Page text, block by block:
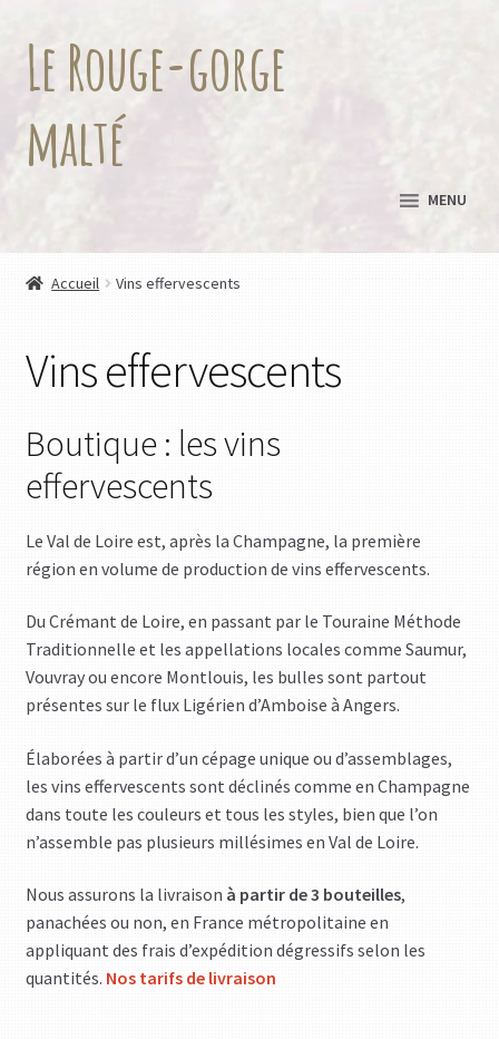
Aller
à
la
navigation
Aller
au
contenu
Le Rouge-gorge
malté
MENU
Accueil Vins effervescents
Vins effervescents
Boutique : les vins
effervescents
Le Val de Loire est, après la Champagne, la première
région en volume de production de vins effervescents.
Du Crémant de Loire, en passant par le Touraine Méthode
Traditionnelle et les appellations locales comme Saumur,
Vouvray ou encore Montlouis, les bulles sont partout
présentes sur le flux Ligérien d’Amboise à Angers.
Élaborées à partir d’un cépage unique ou d’assemblages,
les vins effervescents sont déclinés comme en Champagne
dans toute les couleurs et tous les styles, bien que l’on
n’assemble pas plusieurs millésimes en Val de Loire.
Nous assurons la livraison à partir de 3 bouteilles,
panachées ou non, en France métropolitaine en
appliquant des frais d’expédition dégressifs selon les
quantités. Nos tarifs de livraison